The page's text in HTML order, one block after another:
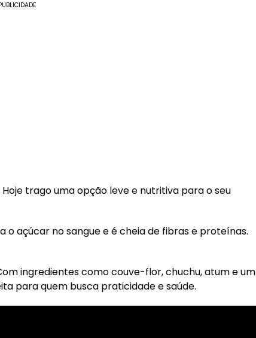
trago uma opção leve e nutritiva para o seu
o açúcar no sangue e é cheia de fibras e proteínas.
ingredientes como couve-flor, chuchu, atum e um
para quem busca praticidade e saúde.